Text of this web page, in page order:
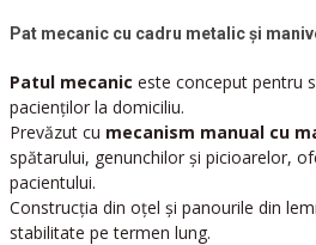
Pat mecanic cu cadru metalic și
Patul mecanic este conceput pentru
pacienților la domiciliu.
Prevăzut cu mecanism manual cu
spătarului, genunchilor și picioarelor,
pacientului.
Construcția din oțel și panourile din
stabilitate pe termen lung.